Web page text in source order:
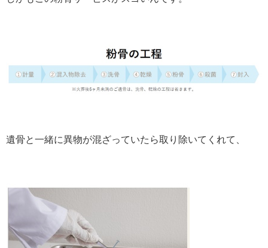
遺骨と一緒に異物が混ざっていたら取り除いてくれて、